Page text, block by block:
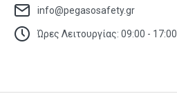
info@pegasosafety.gr
Ώρες Λειτουργίας: 09:00 - 17:00